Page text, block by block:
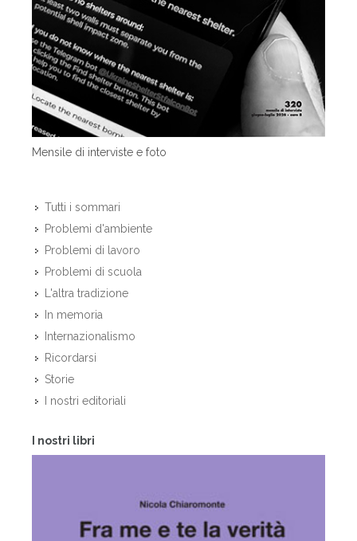
Mensile di interviste e foto
Tutti i sommari
Problemi d'ambiente
Problemi di lavoro
Problemi di scuola
L'altra tradizione
In memoria
Internazionalismo
Ricordarsi
Storie
I nostri editoriali
I nostri libri